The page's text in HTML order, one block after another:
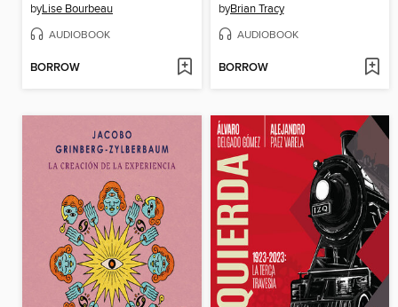
byLise Bourbeau
AUDIOBOOK
BORROW
byBrian Tracy
AUDIOBOOK
BORROW